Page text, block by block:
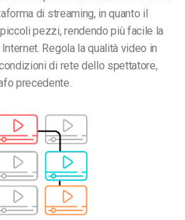
di streaming, in quanto il
pezzi, rendendo più facile la
Regola la qualità video in
di rete dello spettatore,
precedente.